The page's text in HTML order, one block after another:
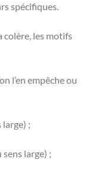
spécifiques.
colère, les motifs
l’en empêche ou
;
large) ;